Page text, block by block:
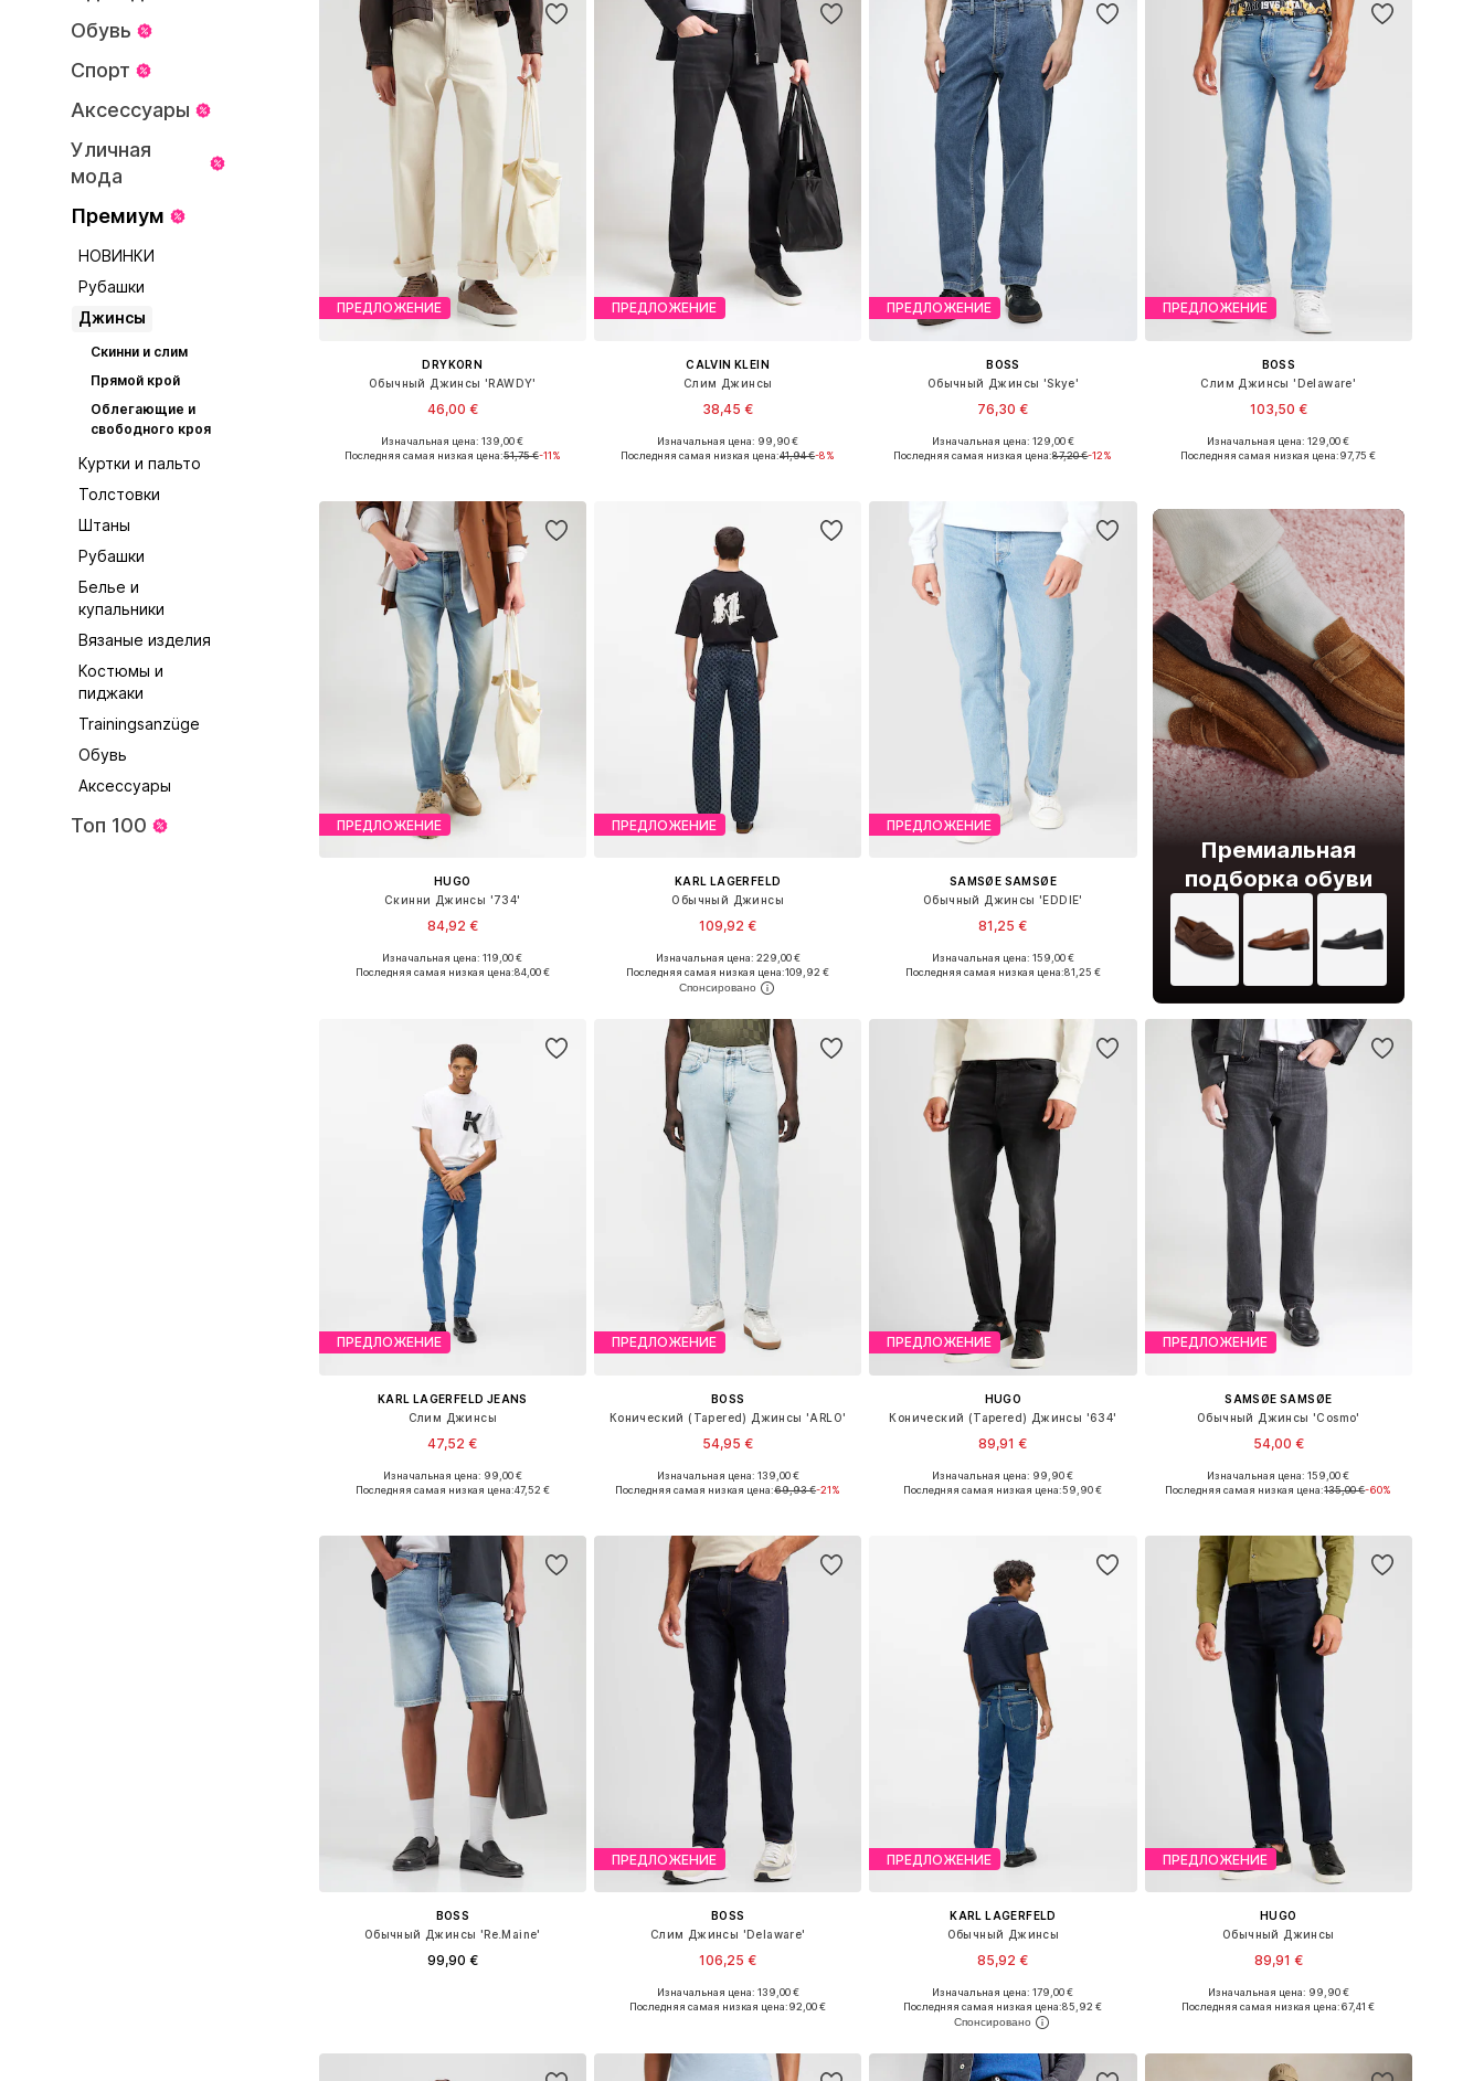
Обувь
Спорт
Аксессуары
Уличная
мода
Премиум
НОВИНКИ
Рубашки
Джинсы
Скинни и слим
Прямой крой
Облегающие и
свободного кроя
Куртки и пальто
Толстовки
Штаны
Рубашки
Белье и
купальники
Вязаные изделия
Костюмы и
пиджаки
Trainingsanzüge
Обувь
Аксессуары
Топ 100
ПРЕДЛОЖЕНИЕ
DRYKORN
Обычный Джинсы 'RAWDY'
46,00 €
Изначальная цена: 139,00 €
Последняя самая низкая цена:51,75 €-11%
ПРЕДЛОЖЕНИЕ
CALVIN KLEIN
Слим Джинсы
38,45 €
Изначальная цена: 99,90 €
Последняя самая низкая цена:41,94 €-8%
ПРЕДЛОЖЕНИЕ
BOSS
Обычный Джинсы 'Skye'
76,30 €
Доступно множество размеров
Изначальная цена: 129,00 €
Последняя самая низкая цена:87,20 €-12%
ПРЕДЛОЖЕНИЕ
BOSS
Слим Джинсы 'Delaware'
103,50 €
Доступно множество размеров
Изначальная цена: 129,00 €
Последняя самая низкая цена:97,75 €
ПРЕДЛОЖЕНИЕ
HUGO
Скинни Джинсы '734'
84,92 €
Доступно множество размеров
Изначальная цена: 119,00 €
Последняя самая низкая цена:84,00 €
ПРЕДЛОЖЕНИЕ
KARL LAGERFELD
Обычный Джинсы
109,92 €
Добавить в корзину
Изначальная цена: 229,00 €
Последняя самая низкая цена:109,92 €
ПРЕДЛОЖЕНИЕ
SAMSØE SAMSØE
Обычный Джинсы 'EDDIE'
81,25 €
Доступно множество размеров
Изначальная цена: 159,00 €
Последняя самая низкая цена:81,25 €
Премиальная
подборка обуви
ПРЕДЛОЖЕНИЕ
KARL LAGERFELD JEANS
Слим Джинсы
47,52 €
Доступно множество размеров
Изначальная цена: 99,00 €
Последняя самая низкая цена:47,52 €
ПРЕДЛОЖЕНИЕ
BOSS
Конический (Tapered) Джинсы 'ARLO'
54,95 €
Изначальная цена: 139,00 €
Последняя самая низкая цена:69,93 €-21%
ПРЕДЛОЖЕНИЕ
HUGO
Конический (Tapered) Джинсы '634'
89,91 €
Доступно множество размеров
Изначальная цена: 99,90 €
Последняя самая низкая цена:59,90 €
ПРЕДЛОЖЕНИЕ
SAMSØE SAMSØE
Обычный Джинсы 'Cosmo'
54,00 €
Изначальная цена: 159,00 €
Последняя самая низкая цена:135,00 €-60%
BOSS
Обычный Джинсы 'Re.Maine'
99,90 €
ПРЕДЛОЖЕНИЕ
BOSS
Слим Джинсы 'Delaware'
106,25 €
Доступно множество размеров
Изначальная цена: 139,00 €
Последняя самая низкая цена:92,00 €
ПРЕДЛОЖЕНИЕ
KARL LAGERFELD
Обычный Джинсы
85,92 €
Доступно множество размеров
Добавить в корзину
Изначальная цена: 179,00 €
Последняя самая низкая цена:85,92 €
ПРЕДЛОЖЕНИЕ
HUGO
Обычный Джинсы
89,91 €
Доступно множество размеров
Изначальная цена: 99,90 €
Последняя самая низкая цена:67,41 €